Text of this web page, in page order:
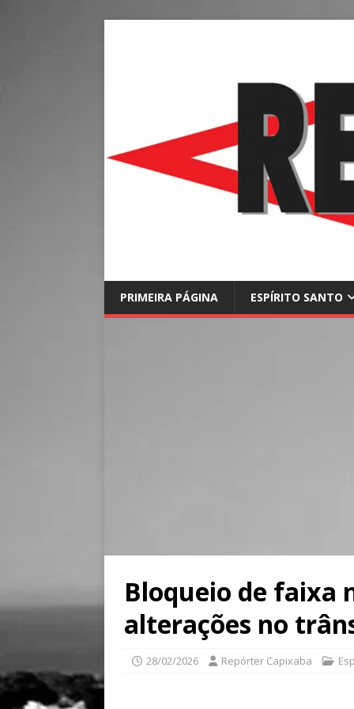
PRIMEIRA PÁGINA ESPÍRITO SANTO
Bloqueio de faixa
alterações no
28/02/2026 Repórter Capixaba